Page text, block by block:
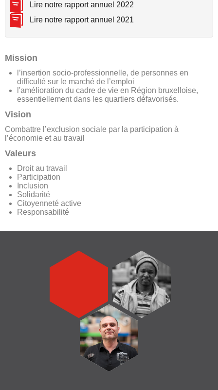
Lire notre rapport annuel 2022
Lire notre rapport annuel 2021
Mission
l’insertion socio-professionnelle, de personnes en
difficulté sur le marché de l’emploi
l'amélioration du cadre de vie en Région bruxelloise,
essentiellement dans les quartiers défavorisés.
Vision
Combattre l’exclusion sociale par la participation à
l’économie et au travail
Valeurs
Droit au travail
Participation
Inclusion
Solidarité
Citoyenneté active
Responsabilité